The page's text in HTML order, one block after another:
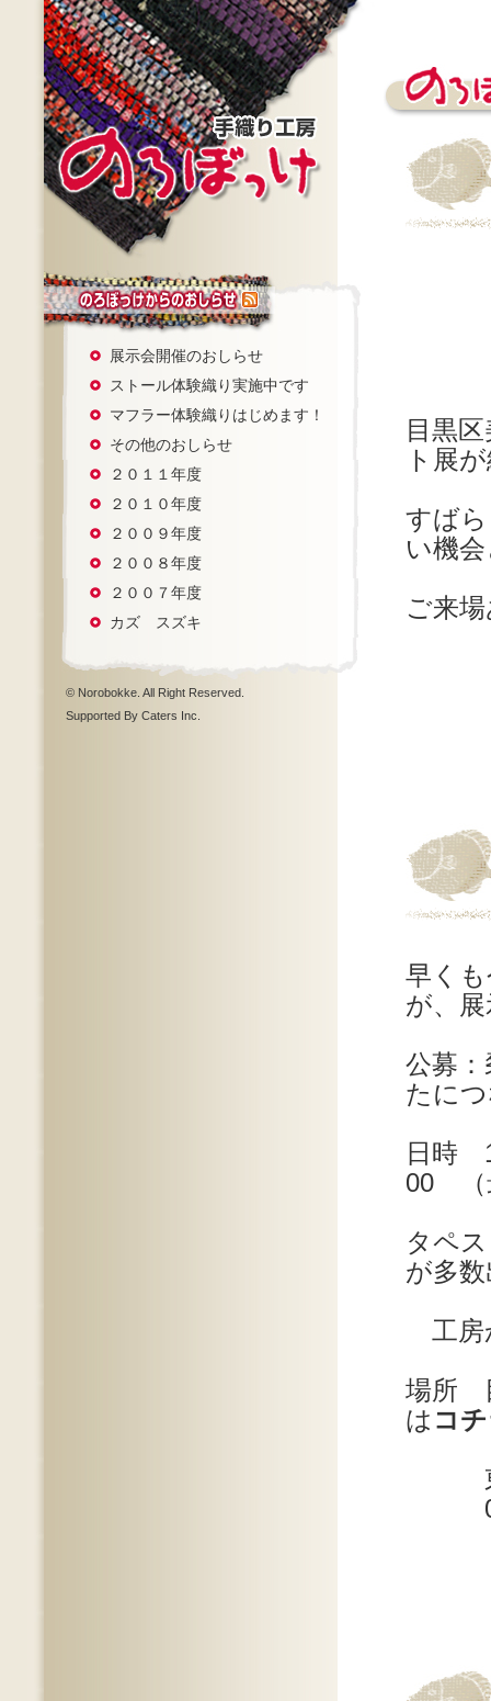
展示会開催のおしらせ
ストール体験織り実施中です
マフラー体験織りはじめます！
その他のおしらせ
２０１１年度
２０１０年度
２００９年度
２００８年度
２００７年度
カズ スズキ
© Norobokke. All Right Reserved.
Supported By Caters Inc.
目黒
ト展
すば
い機
ご来
早く
が、
公募
たに
日時
00 （
タペ
が多
工房
場所
は コ
東
03-